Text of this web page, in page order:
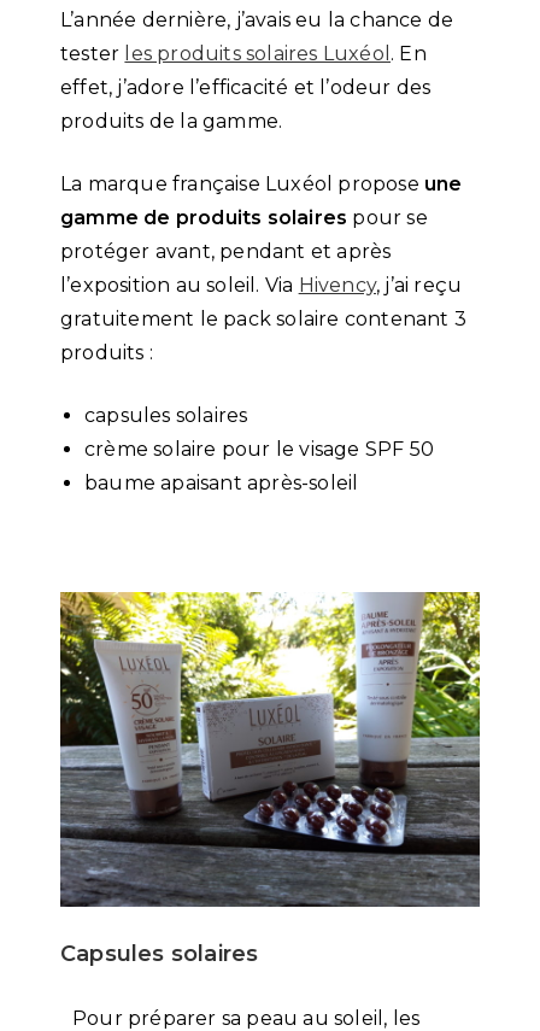
L’année dernière, j’avais eu la chance de
tester les produits solaires Luxéol . En
effet, j’adore l’efficacité et l’odeur des
produits de la gamme.
La marque française Luxéol propose une
gamme de produits solaires pour se
protéger avant, pendant et après
l’exposition au soleil. Via Hivency, j’ai reçu
gratuitement le pack solaire contenant 3
produits :
capsules solaires
crème solaire pour le visage SPF 50
baume apaisant après-soleil
Capsules solaires
Pour préparer sa peau au soleil, les